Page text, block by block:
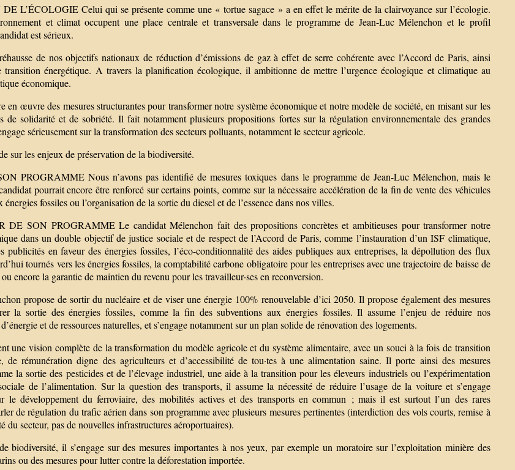
L’ÉCOLOGIE Celui qui se présente comme une « tortue sagace » a en effet le mérite de la clairvoyance sur l’écologie.
et climat occupent une place centrale et transversale dans le programme de Jean-Luc Mélenchon et le profil
est sérieux.
de nos objectifs nationaux de réduction d’émissions de gaz à effet de serre cohérente avec l’Accord de Paris, ainsi
transition énergétique. A travers la planification écologique, il ambitionne de mettre l’urgence écologique et climatique au
économique.
en œuvre des mesures structurantes pour transformer notre système économique et notre modèle de société, en misant sur les
de solidarité et de sobriété. Il fait notamment plusieurs propositions fortes sur la régulation environnementale des grandes
sérieusement sur la transformation des secteurs polluants, notamment le secteur agricole.
sur les enjeux de préservation de la biodiversité.
PROGRAMME Nous n’avons pas identifié de mesures toxiques dans le programme de Jean-Luc Mélenchon, mais le
pourrait encore être renforcé sur certains points, comme sur la nécessaire accélération de la fin de vente des véhicules
fossiles ou l’organisation de la sortie du diesel et de l’essence dans nos villes.
SON PROGRAMME Le candidat Mélenchon fait des propositions concrètes et ambitieuses pour transformer notre
dans un double objectif de justice sociale et de respect de l’Accord de Paris, comme l’instauration d’un ISF climatique,
publicités en faveur des énergies fossiles, l’éco-conditionnalité des aides publiques aux entreprises, la dépollution des flux
tournés vers les énergies fossiles, la comptabilité carbone obligatoire pour les entreprises avec une trajectoire de baisse de
encore la garantie de maintien du revenu pour les travailleur·ses en reconversion.
propose de sortir du nucléaire et de viser une énergie 100% renouvelable d’ici 2050. Il propose également des mesures
la sortie des énergies fossiles, comme la fin des subventions aux énergies fossiles. Il assume l’enjeu de réduire nos
et de ressources naturelles, et s’engage notamment sur un plan solide de rénovation des logements.
une vision complète de la transformation du modèle agricole et du système alimentaire, avec un souci à la fois de transition
de rémunération digne des agriculteurs et d’accessibilité de tou·tes à une alimentation saine. Il porte ainsi des mesures
la sortie des pesticides et de l’élevage industriel, une aide à la transition pour les éleveurs industriels ou l’expérimentation
de l’alimentation. Sur la question des transports, il assume la nécessité de réduire l’usage de la voiture et s’engage
le développement du ferroviaire, des mobilités actives et des transports en commun ; mais il est surtout l’un des rares
de régulation du trafic aérien dans son programme avec plusieurs mesures pertinentes (interdiction des vols courts, remise à
du secteur, pas de nouvelles infrastructures aéroportuaires).
biodiversité, il s’engage sur des mesures importantes à nos yeux, par exemple un moratoire sur l’exploitation minière des
ou des mesures pour lutter contre la déforestation importée.